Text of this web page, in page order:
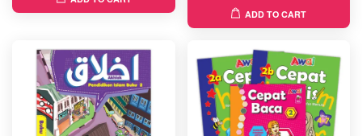
ADD TO CART